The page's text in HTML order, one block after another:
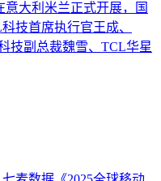
意大利米兰正式开展，国
技首席执行官王成、
技副总裁魏雪、TCL华星